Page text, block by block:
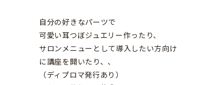
自分の好きなパーツで
可愛い耳つぼジュエリー作ったり、
サロンメニューとして導入したい方向け
に講座を開いたり、、
（ディプロマ発行あり）